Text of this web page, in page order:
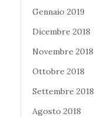
Gennaio 2019
Dicembre 2018
Novembre 2018
Ottobre 2018
Settembre 2018
Agosto 2018